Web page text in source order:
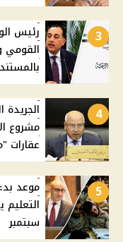
3
رئيس
القومي
4
الجريدة
مشروع
عقارات
5
سبتمبر